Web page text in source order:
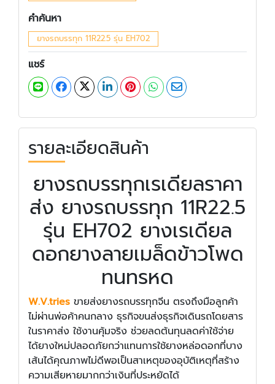
คำค้นหา
ยางรถบรรทุก 11R22.5 รุ่น EH702
แชร์
รายละเอียดสินค้า
ยางรถบรรทุกเรเดียลราคา
ส่ง ยางรถบรรทุก 11R22.5
รุ่น EH702 ยางเรเดียล
ดอกยางลายเมล็ดข้าวโพด
ทนทรหด
W.V.tries ขายส่งยางรถบรรทุกจีน ตรงถึงมือลูกค้า
ไม่ผ่านพ่อค้าคนกลาง ธุรกิจขนส่งธุรกิจเดินรถโดยสาร
ในราคาส่ง ใช้งานคุ้มจริง ช่วยลดต้นทุนลดค่าใช้จ่าย
ได้ยางใหม่ปลอดภัยกว่าแทนการใช้ยางหล่อดอกที่บาง
เส้นได้คุณภาพไม่ดีพอเป็นสาเหตุของอุบัติเหตุที่สร้าง
ความเสียหายมากกว่าเงินที่ประหยัดได้